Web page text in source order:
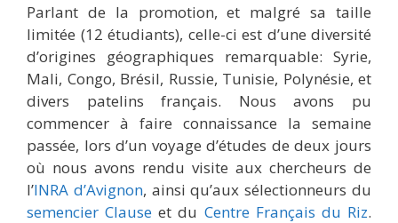
Parlant de la promotion, et malgré sa taille
limitée (12 étudiants), celle-ci est d’une diversité
d’origines géographiques remarquable: Syrie,
Mali, Congo, Brésil, Russie, Tunisie, Polynésie, et
divers patelins français. Nous avons pu
commencer à faire connaissance la semaine
passée, lors d’un voyage d’études de deux jours
où nous avons rendu visite aux chercheurs de
l’INRA d’Avignon, ainsi qu’aux sélectionneurs du
semencier Clause et du Centre Français du Riz.